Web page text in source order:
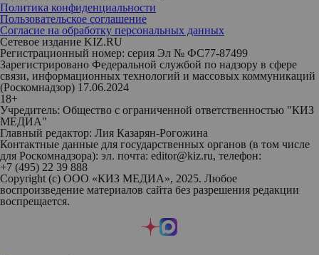
Политика конфиденциальности
Пользовательское соглашение
Согласие на обработку персональных данных
Сетевое издание KIZ.RU
Регистрационный номер: серия Эл № ФС77-87499
Зарегистрировано Федеральной службой по надзору в сфере
связи, информационных технологий и массовых коммуникаций
(Роскомнадзор) 17.06.2024
18+
Учредитель: Общество с ограниченной ответственностью "КИЗ
МЕДИА"
Главный редактор: Лия Казарян-Рогожина
Контактные данные для государственных органов (в том числе
для Роскомнадзора): эл. почта: editor@kiz.ru, телефон:
+7 (495) 22 39 888
Copyright (с) ООО «КИЗ МЕДИА», 2025. Любое
воспроизведение материалов сайта без разрешения редакции
воспрещается.